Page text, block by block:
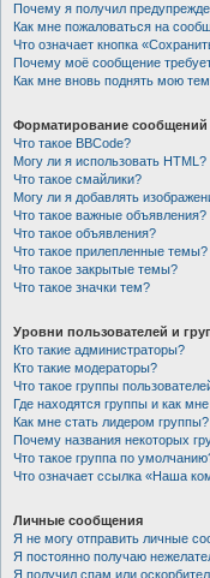
Почему я получил
Как мне пожаловаться на
Что означает кнопка
Почему моё сообщение
Как мне вновь поднять мою
Форматирование сообщений
Что такое BBCode?
Могу ли я использовать HTML?
Что такое смайлики?
Могу ли я добавлять
Что такое важные объявления?
Что такое объявления?
Что такое прилепленные темы?
Что такое закрытые темы?
Что такое значки тем?
Уровни пользователей и
Кто такие администраторы?
Кто такие модераторы?
Что такое группы
Где находятся группы и как
Как мне стать лидером группы?
Почему названия некоторых
Что такое группа по
Что означает ссылка «Наша
Личные сообщения
Я не могу отправить личные
Я постоянно получаю
Я получил спам или